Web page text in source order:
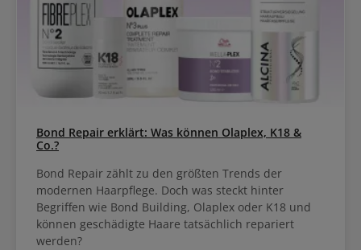
Bond Repair erklärt: Was können Olaplex, K18 &
Co.?
Bond Repair zählt zu den größten Trends der
modernen Haarpflege. Doch was steckt hinter
Begriffen wie Bond Building, Olaplex oder K18 und
können geschädigte Haare tatsächlich repariert
werden?